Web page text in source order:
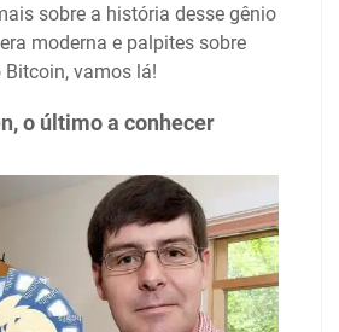
sobre a história desse gênio
moderna e palpites sobre
vamos lá!
o último a conhecer